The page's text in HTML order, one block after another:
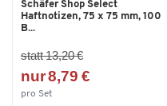
Schäfer Shop Select
Haftnotizen, 75 x 75 mm, 100
B...
statt 13,20 €
nur 8,79 €
pro Set